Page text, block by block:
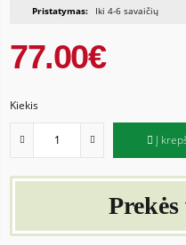
Pristatymas:
Iki 4-6 savaičių
77.00€
Kiekis
Į